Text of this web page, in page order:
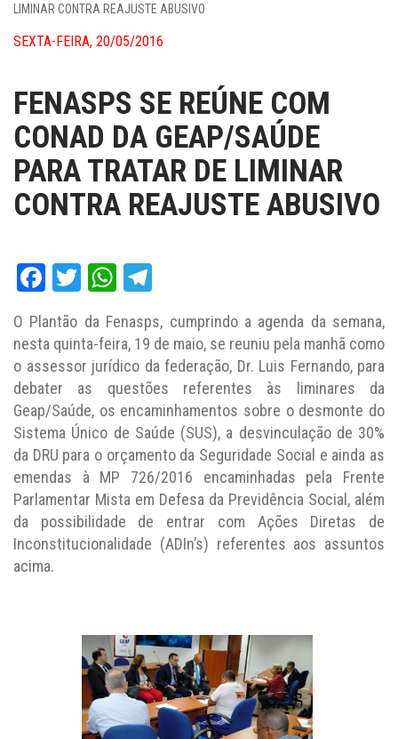
LIMINAR CONTRA REAJUSTE ABUSIVO
SEXTA-FEIRA, 20/05/2016
FENASPS SE REÚNE COM
CONAD DA GEAP/SAÚDE
PARA TRATAR DE LIMINAR
CONTRA REAJUSTE ABUSIVO
Facebook
TwitterWhatsApp
O Plantão da Fenasps, cumprindo a agenda da semana,
nesta quinta-feira, 19 de maio, se reuniu pela manhã como
o assessor jurídico da federação, Dr. Luis Fernando, para
debater as questões referentes às liminares da
Geap/Saúde, os encaminhamentos sobre o desmonte do
Sistema Único de Saúde (SUS), a desvinculação de 30%
da DRU para o orçamento da Seguridade Social e ainda as
emendas à MP 726/2016 encaminhadas pela Frente
Parlamentar Mista em Defesa da Previdência Social, além
da possibilidade de entrar com Ações Diretas de
Inconstitucionalidade (ADIn’s) referentes aos assuntos
acima.